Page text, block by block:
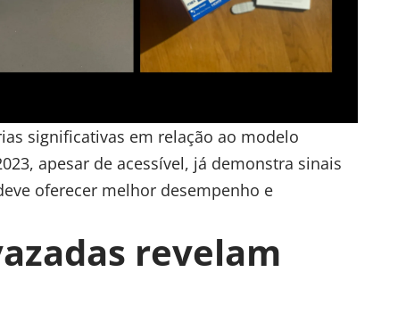
significativas em relação ao modelo
apesar de acessível, já demonstra sinais
oferecer melhor desempenho e
revelam